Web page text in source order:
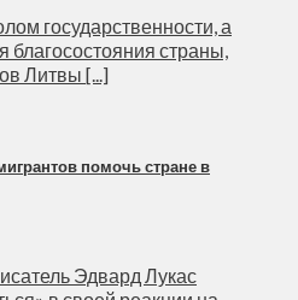
государственности, а
благосостояния страны,
Литвы [...]
помочь стране в
Эдвард Лукас